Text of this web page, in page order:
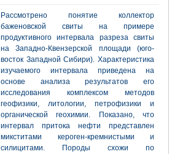
Рассмотрено понятие коллектор
баженовской свиты на примере
продуктивного интервала разреза свиты
на Западно-Квензерской площади (юго-
восток Западной Сибири). Характеристика
изучаемого интервала приведена на
основе анализа результатов его
исследования комплексом методов
геофизики, литологии, петрофизики и
органической геохимии. Показано, что
интервал притока нефти представлен
микститами кероген-кремнистыми и
силицитами. Породы схожи по